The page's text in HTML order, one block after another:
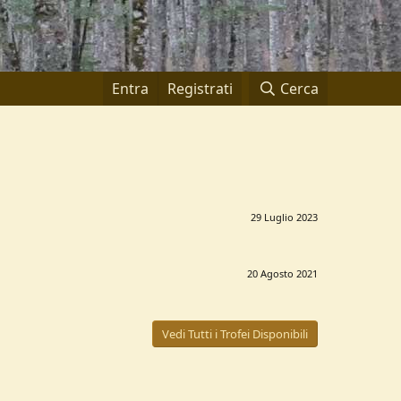
Entra Registrati Cerca
29 Luglio 2023
20 Agosto 2021
Vedi Tutti i Trofei Disponibili